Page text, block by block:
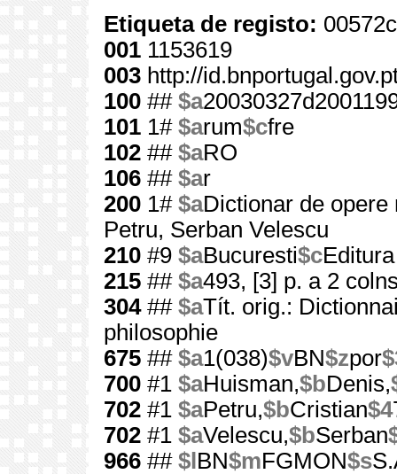
Etiqueta de registo:
001 1153619
003 http://
100 ## $a
101 1# $arum$cfre
102 ## $aRO
106 ## $ar
200 1# $aDictionar de
Petru, Serban Velescu
210 #9 $aBucuresti$c
215 ## $a493, [3] p. a 2
304## $aTít. orig.:
philosophie
675 ## $a1(038)$vBN$zpor
700 #1 $aHuisman,$bDenis,
702 #1 $aPetru,$bCristian$4
702 #1 $aVelescu,$bSerban
966 ## $l BN$mFGMON$s